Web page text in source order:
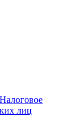
Налоговое
лиц